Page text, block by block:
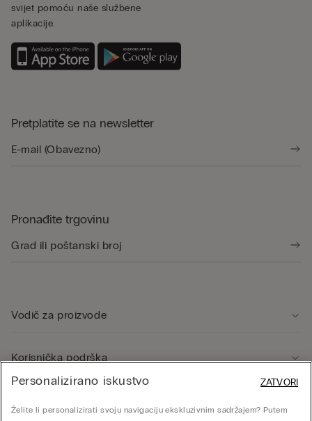
svijet pomoću naše službene
aplikacije.
Pretplatite se na newsletter
Pronađite trgovinu
Vodič za proizvode
Korisnička podrška
Personalizirano iskustvo
Želite li personalizirati svoju navigaciju ekskluzivnim sadržajem? Putem
ZATVORI